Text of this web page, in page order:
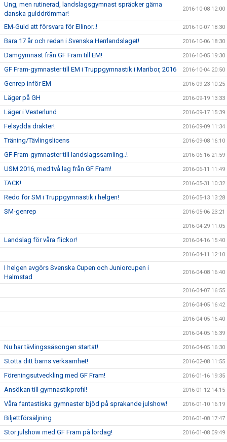
Ung, men rutinerad, landslagsgymnast spräcker gärna
danska gulddrömmar!
2016-10-08 12:00
EM-Guld att försvara för Ellinor..! 2016-10-07 18:30
Bara 17 år och redan i Svenska Herrlandslaget! 2016-10-06 18:30
Damgymnast från GF Fram till EM! 2016-10-05 19:30
GF Fram-gymnaster till EM i Truppgymnastik i Maribor, 2016 2016-10-04 20:50
Genrep inför EM 2016-09-23 10:25
Läger på GH 2016-09-19 13:33
Läger i Vesterlund 2016-09-17 15:39
Felsydda dräkter! 2016-09-09 11:34
Träning/Tävlingslicens 2016-09-08 16:10
GF Fram-gymnaster till landslagssamling..! 2016-06-16 21:59
USM 2016, med två lag från GF Fram! 2016-06-11 11:49
TACK! 2016-05-31 10:32
Redo för SM i Truppgymnastik i helgen! 2016-05-13 13:28
SM-genrep 2016-05-06 23:21
2016-04-29 11:05
Landslag för våra flickor! 2016-04-16 15:40
2016-04-11 12:10
I helgen avgörs Svenska Cupen och Juniorcupen i
Halmstad
2016-04-08 16:40
2016-04-07 16:55
2016-04-05 16:42
2016-04-05 16:40
2016-04-05 16:39
Nu har tävlingssäsongen startat! 2016-04-05 16:30
Stötta ditt barns verksamhet! 2016-02-08 11:55
Föreningsutveckling med GF Fram! 2016-01-16 19:35
Ansökan till gymnastikprofil! 2016-01-12 14:15
Våra fantastiska gymnaster bjöd på sprakande julshow! 2016-01-10 16:19
Biljettförsäljning 2016-01-08 17:47
Stor julshow med GF Fram på lördag! 2016-01-08 09:49